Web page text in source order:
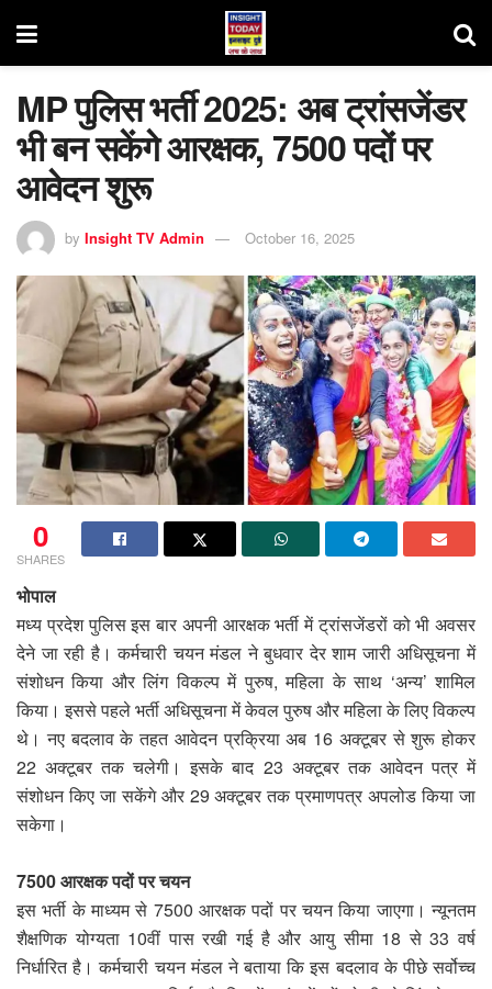
MP पुलिस भर्ती 2025: अब ट्रांसजेंडर
भी बन सकेंगे आरक्षक, 7500 पदों पर
आवेदन शुरू
by Insight TV Admin October 16, 2025
0
SHARES
भोपाल
मध्य प्रदेश पुलिस इस बार अपनी आरक्षक भर्ती में ट्रांसजेंडरों को भी अवसर
देने जा रही है। कर्मचारी चयन मंडल ने बुधवार देर शाम जारी अधिसूचना में
संशोधन किया और लिंग विकल्प में पुरुष, महिला के साथ ‘अन्य’ शामिल
किया। इससे पहले भर्ती अधिसूचना में केवल पुरुष और महिला के लिए विकल्प
थे। नए बदलाव के तहत आवेदन प्रक्रिया अब 16 अक्टूबर से शुरू होकर
22 अक्टूबर तक चलेगी। इसके बाद 23 अक्टूबर तक आवेदन पत्र में
संशोधन किए जा सकेंगे और 29 अक्टूबर तक प्रमाणपत्र अपलोड किया जा
सकेगा।
7500 आरक्षक पदों पर चयन
इस भर्ती के माध्यम से 7500 आरक्षक पदों पर चयन किया जाएगा। न्यूनतम
शैक्षणिक योग्यता 10वीं पास रखी गई है और आयु सीमा 18 से 33 वर्ष
निर्धारित है। कर्मचारी चयन मंडल ने बताया कि इस बदलाव के पीछे सर्वोच्च